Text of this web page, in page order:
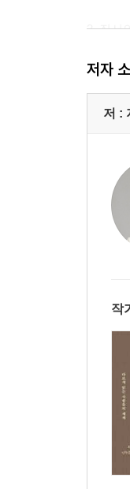
3. 질서
있는 것
여행 갈
식당
5. 사랑
그가
스누
2. 그의
허허
3. 나와
저자
저 :
작